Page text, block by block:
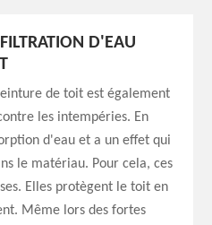
D'EAU
de toit est également
les intempéries. En
d'eau et a un effet qui
le matériau. Pour cela, ces
Elles protègent le toit en
Même lors des fortes